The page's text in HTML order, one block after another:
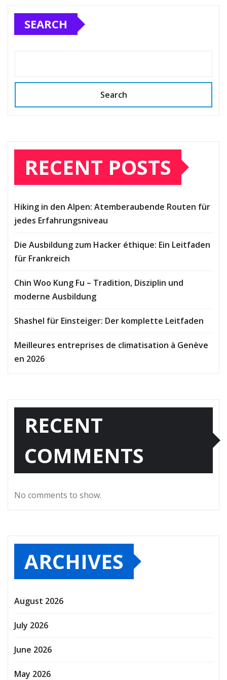
SEARCH
Search
RECENT POSTS
Hiking in den Alpen: Atemberaubende Routen für
jedes Erfahrungsniveau
Die Ausbildung zum Hacker éthique: Ein Leitfaden
für Frankreich
Chin Woo Kung Fu – Tradition, Disziplin und
moderne Ausbildung
Shashel für Einsteiger: Der komplette Leitfaden
Meilleures entreprises de climatisation à Genève
en 2026
RECENT
COMMENTS
No comments to show.
ARCHIVES
August 2026
July 2026
June 2026
May 2026